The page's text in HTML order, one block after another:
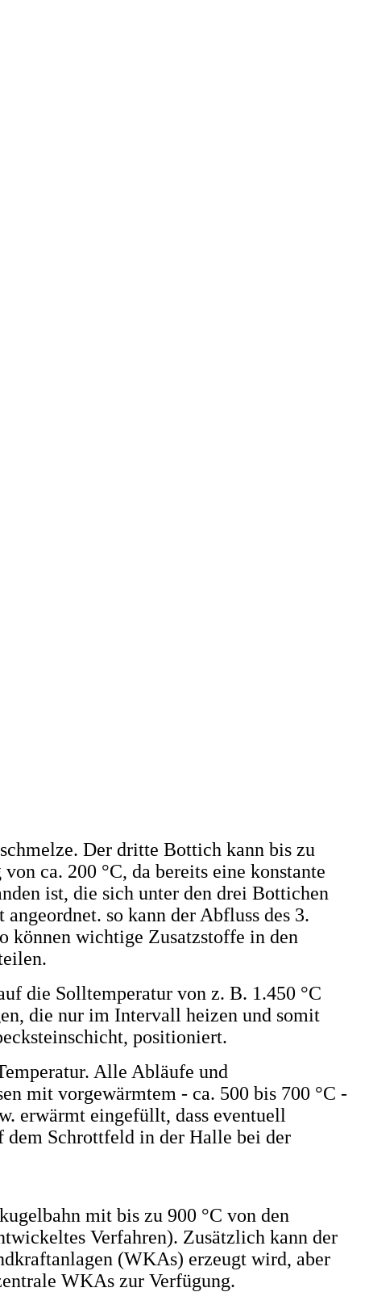
Der dritte Bottich kann bis zu
ca. 200 °C, da bereits eine konstante
ist, die sich unter den drei Bottichen
so kann der Abfluss des 3.
können wichtige Zusatzstoffe in den
die Solltemperatur von z. B. 1.450 °C
die nur im Intervall heizen und somit
positioniert.
Alle Abläufe und
mit vorgewärmtem - ca. 500 bis 700 °C -
erwärmt eingefüllt, dass eventuell
dem Schrottfeld in der Halle bei der
mit bis zu 900 °C von den
Verfahren). Zusätzlich kann der
(WKAs) erzeugt wird, aber
WKAs zur Verfügung.